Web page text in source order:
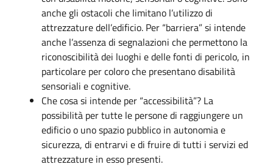
anche gli ostacoli che limitano l’utilizzo di
attrezzature dell’edificio. Per “barriera” si intende
anche l’assenza di segnalazioni che permettono la
riconoscibilità dei luoghi e delle fonti di pericolo, in
particolare per coloro che presentano disabilità
sensoriali e cognitive.
Che cosa si intende per “accessibilità”? La
possibilità per tutte le persone di raggiungere un
edificio o uno spazio pubblico in autonomia e
sicurezza, di entrarvi e di fruire di tutti i servizi ed
attrezzature in esso presenti.